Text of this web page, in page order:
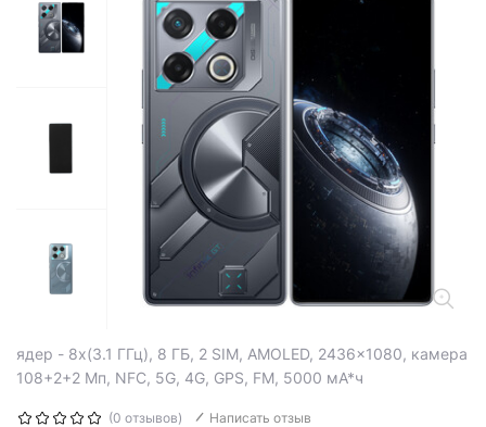
ядер - 8x(3.1 ГГц), 8 ГБ, 2 SIM, AMOLED, 2436x1080, камера
108+2+2 Мп, NFC, 5G, 4G, GPS, FM, 5000 мА*ч
(0 отзывов) Написать отзыв